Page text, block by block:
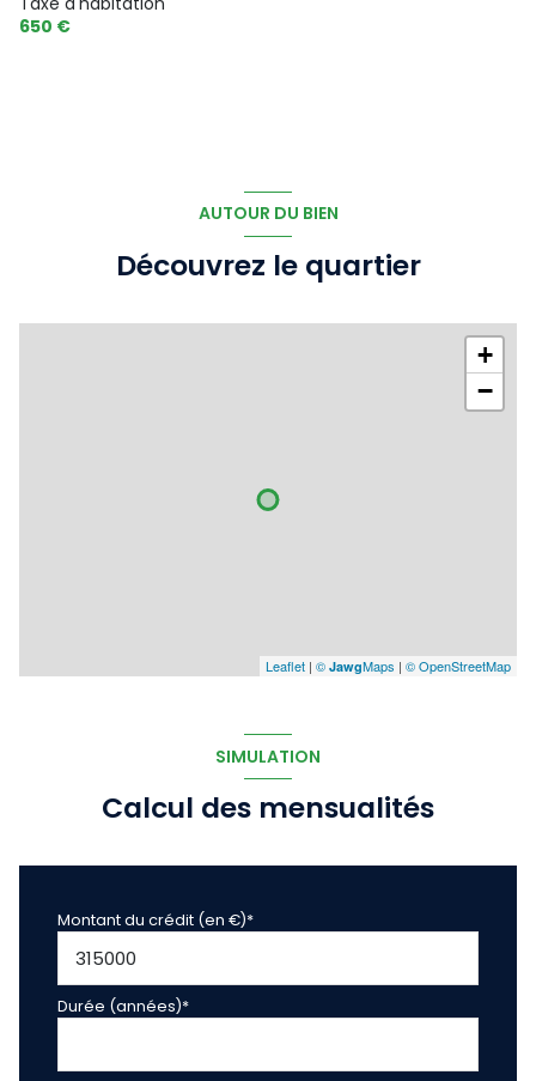
650 €
AUTOUR DU BIEN
Découvrez le quartier
+
−
Leaflet | © JawgMaps | © OpenStreetMap
SIMULATION
Calcul des mensualités
Montant du crédit (en €)*
Durée (années)*